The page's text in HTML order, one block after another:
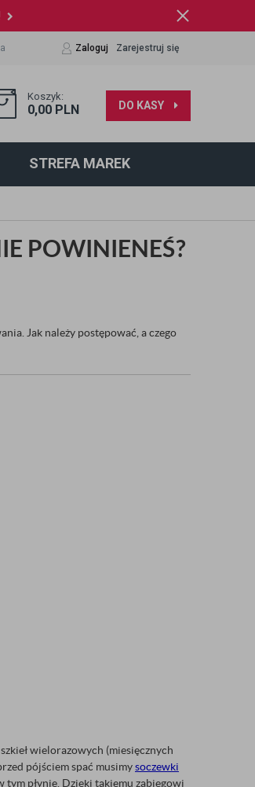
Zaloguj Zarejestruj się
Koszyk:
0,00 PLN DO KASY
STREFA MAREK
POWINIENEŚ?
Jak należy postępować, a czego
wielorazowych (miesięcznych
pójściem spać musimysoczewki
tym płynie. Dzięki takiemu zabiegowi